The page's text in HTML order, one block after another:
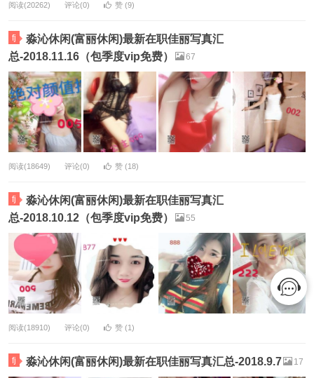
阅读(20262) 评论(0) 赞 (9)
fj
淼沁休闲(富丽休闲)最新在职佳丽写真汇
总-2018.11.16（包季度vip免费）
67
阅读(18649) 评论(0) 赞 (18)
fj
淼沁休闲(富丽休闲)最新在职佳丽写真汇
总-2018.10.12（包季度vip免费）
55
阅读(18910) 评论(0) 赞 (1)
fj 淼沁休闲(富丽休闲)最新在职佳丽写真汇总-2018.9.7 17